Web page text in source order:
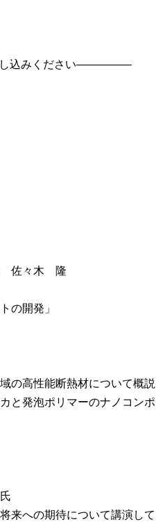
し込みください—————
佐々木 隆
の開発」
の高性能断熱材について概説
と発泡ポリマーのナノコンポ
来への期待について講演して